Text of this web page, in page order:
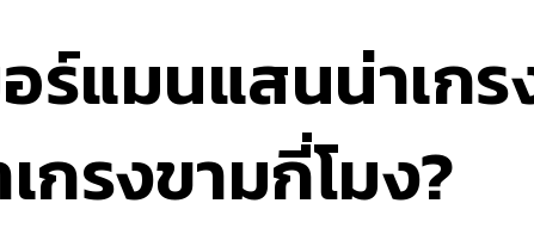
ร์แมนแสนน่าเก
กรงขามกี่โมง?